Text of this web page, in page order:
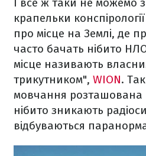
крапельки
про місце на Землі, де
часто бачать нібито
місце називають
трикутником", WION.
мовчання розташована
нібито зникають
відбуваються